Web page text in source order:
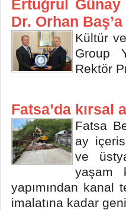
Ertuğrul
Dr. Orhan
Kültür
Group
Rektör
Fatsa’da kırsal
Fatsa
ay
ve
yaşam
yapımından kanal
imalatına kadar